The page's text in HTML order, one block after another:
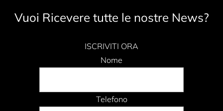
Vuoi Ricevere tutte le nostre News?
ISCRIVITI ORA
Nome
Telefono